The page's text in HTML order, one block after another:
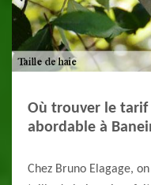
Où trouver le
abordable à
Chez Bruno Elagage,